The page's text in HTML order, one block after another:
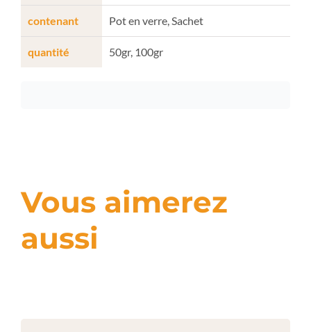
contenant Pot en verre, Sachet
quantité 50gr, 100gr
Vous aimerez
aussi